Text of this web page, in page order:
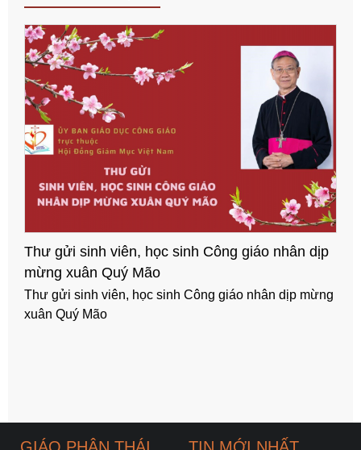
Thư gửi sinh viên, học sinh Công giáo nhân dịp
mừng xuân Quý Mão
Thư gửi sinh viên, học sinh Công giáo nhân dịp mừng
xuân Quý Mão